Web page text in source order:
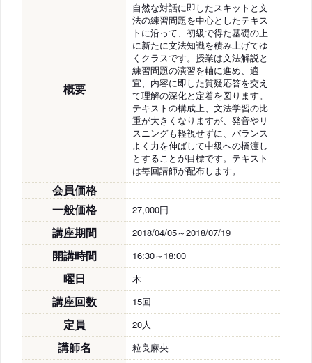
概要
自然な対話に即したスキットと文
法の練習問題を中心としたテキス
トに沿って、初級で得た基礎の上
に新たに文法知識を積み上げてゆ
くクラスです。授業は文法解説と
練習問題の演習を軸に進め、適
宜、内容に即した質疑応答を交え
て理解の深化と定着を図ります。
テキストの構成上、文法学習の比
重が大きくなりますが、発音やリ
スニングも軽視せずに、バランス
よく力を伸ばして中級への橋渡し
とすることが目標です。テキスト
は毎回講師が配布します。
会員価格
一般価格
27,000円
講座期間 2018/04/05～2018/07/19
開講時間 16:30～18:00
曜日 木
講座回数 15回
定員 20人
講師名 粒良麻央